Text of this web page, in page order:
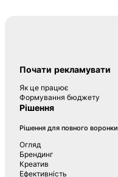
Почати рекламувати
Як це працює
Формування бюджету
Рішення
Рішення для повного воронки
Огляд
Брендинг
Креатив
Ефективність